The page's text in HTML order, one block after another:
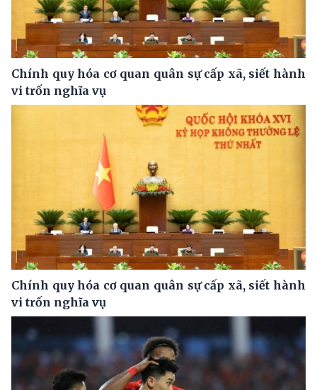
Chính quy hóa cơ quan quân sự cấp xã, siết hành
vi trốn nghĩa vụ
Chính quy hóa cơ quan quân sự cấp xã, siết hành
vi trốn nghĩa vụ